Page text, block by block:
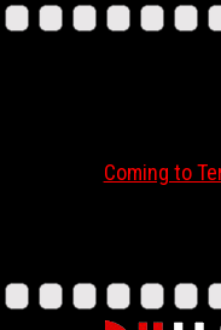
Coming to